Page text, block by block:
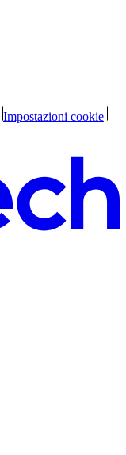
Impostazioni cookie